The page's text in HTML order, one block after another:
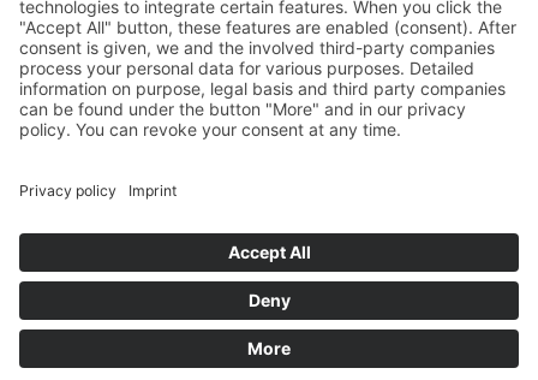
E-mailadres
Abonneren
Op elk moment uitschrijven >Nieuwsbrief
ENJOY YOUR RIDE!
© Mike Jucker (Deutschland) GmbH · Königstrasse 19b · D-53773
Hennef · Fon: +49 (0) 2242 9140844 · Fax: +49 (0) 2242 9140847
· E-Mail:
info@juckerhawaii.com